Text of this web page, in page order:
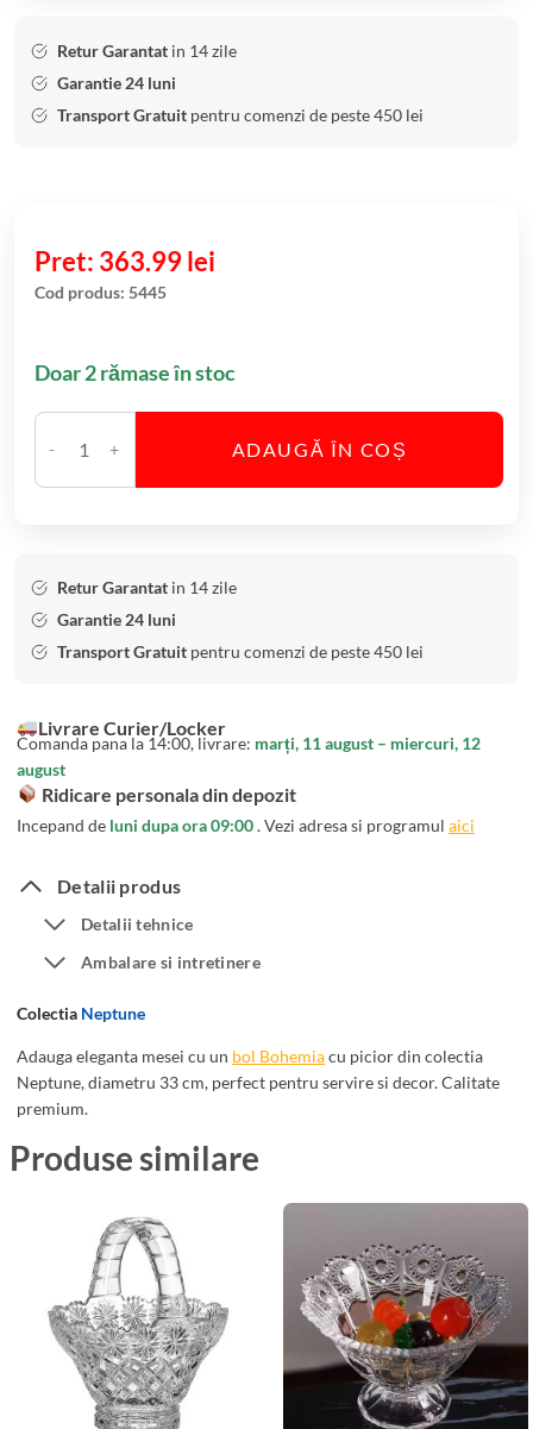
i
l
e
a
c
i
N
e
p
t
n
3
3
m
Retur Garantat in 14 zile
Garantie 24 luni
Transport Gratuit pentru comenzi de peste 450 lei
363.99lei
Cod produs: 5445
Doar 2 rămase în stoc
C
a
i
B
o
l
B
h
m
i
c
u
P
i
i
N
e
p
t
u
ADAUGĂ ÎN COȘ
Retur Garantat in 14 zile
Garantie 24 luni
Transport Gratuit pentru comenzi de peste 450 lei
Livrare Curier/Locker
Comanda pana la 14:00, livrare: marți, 11 august – miercuri, 12
august
Ridicare personala din depozit
Incepand de luni dupa ora 09:00. Vezi adresa si programul aici
Detalii produs
Detalii tehnice
Ambalare si intretinere
Colectia Neptune
Adauga eleganta mesei cu un bol Bohemiacu picior din colectia
Neptune, diametru 33 cm, perfect pentru servire si decor. Calitate
premium.
Produse similare